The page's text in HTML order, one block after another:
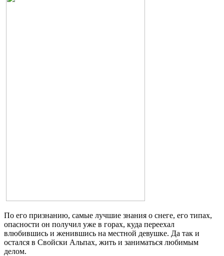
По его признанию, самые лучшие знания о снеге, его типах,
опасности он получил уже в горах, куда переехал
влюбившись и женившись на местной девушке. Да так и
остался в Свойски Альпах, жить и заниматься любимым
делом.